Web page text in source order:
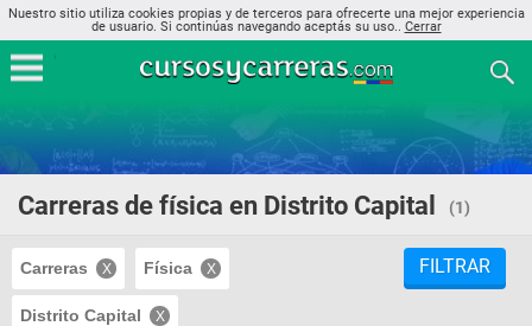
Nuestro sitio utiliza cookies propias y de terceros para ofrecerte una mejor experiencia
de usuario. Si continúas navegando aceptás su uso.. Cerrar
Carreras de física en Distrito Capital (1)
Carreras Física
Distrito Capital
FILTRAR